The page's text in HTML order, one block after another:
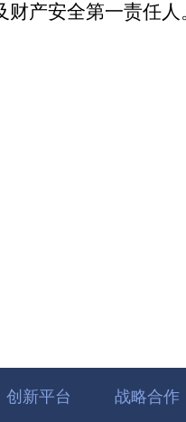
财产安全第一责任人
创新平台 战略合作